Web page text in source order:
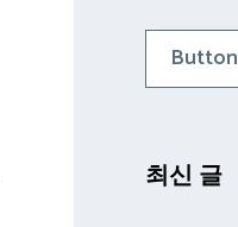
Button
최신 글